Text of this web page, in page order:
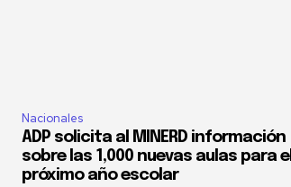
Nacionales
ADP solicita al MINERD información
sobre las 1,000 nuevas aulas para el
próximo año escolar